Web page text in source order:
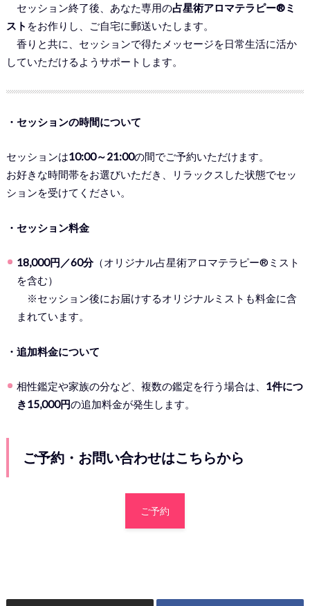
セッション終了後、あなた専用の占星術アロマテラピー®ミ
スト をお作りし、ご自宅に郵送いたします。
香りと共に、セッションで得たメッセージを日常生活に活か
していただけるようサポートします。
・セッションの時間について
セッションは10:00～21:00の間でご予約いただけます。
お好きな時間帯をお選びいただき、リラックスした状態でセッ
ションを受けてください。
・セッション料金
18,000円／60分（オリジナル占星術アロマテラピー®ミスト
を含む）
※セッション後にお届けするオリジナルミストも料金に含
まれています。
・追加料金について
相性鑑定や家族の分など、複数の鑑定を行う場合は、 1件につ
き15,000円の追加料金が発生します。
ご予約・お問い合わせはこちらから
ご予約